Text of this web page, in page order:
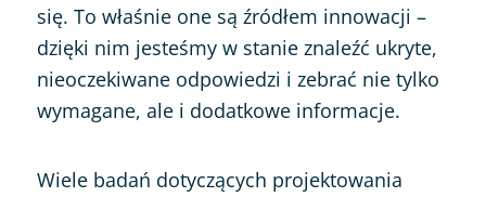
się. To właśnie one są źródłem innowacji –
dzięki nim jesteśmy w stanie znaleźć ukryte,
nieoczekiwane odpowiedzi i zebrać nie tylko
wymagane, ale i dodatkowe informacje.
Wiele badań dotyczących projektowania